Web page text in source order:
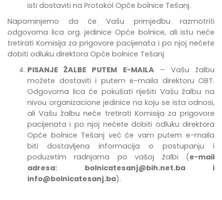
isti dostaviti na Protokol Opće bolnice Tešanj.
Napominjemo da će Vašu primjedbu razmotriti
odgovorna lica org. jedinice Opće bolnice, ali istu neće
tretirati Komisija za prigovore pacijenata i po njoj nećete
dobiti odluku direktora Opće bolnice Tešanj.
PISANJE ŽALBE PUTEM E-MAILA– Vašu žalbu
možete dostaviti i putem e-maila direktoru OBT.
Odgovorna lica će pokušati riješiti Vašu žalbu na
nivou organizacione jedinice na koju se ista odnosi,
ali Vašu žalbu neće tretirati Komisija za prigovore
pacijenata i po njoj nećete dobiti odluku direktora
Opće bolnice Tešanj već će vam putem e-maila
biti dostavljena informacija o postupanju i
poduzetim radnjama po vašoj žalbi (e-mail
adresa: bolnicatesanj@bih.net.bai
info@bolnicatesanj.ba).